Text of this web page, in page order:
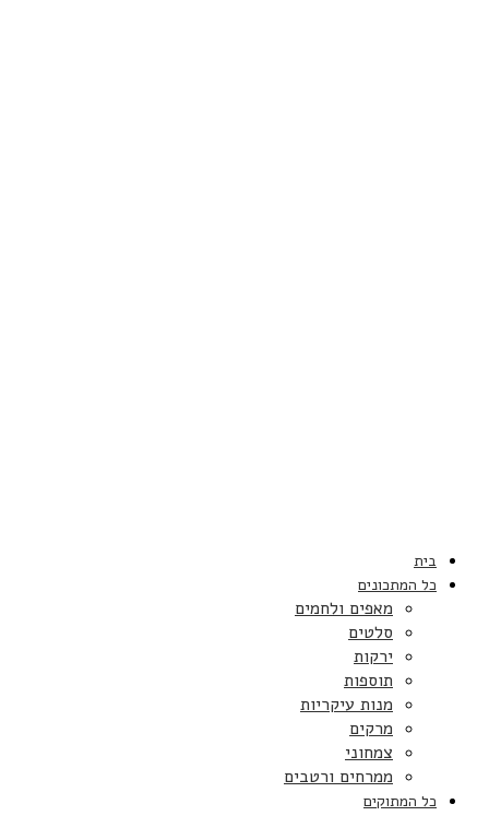
בית
כל המתכונים
מאפים ולחמים
סלטים
ירקות
תוספות
מנות עיקריות
מרקים
צמחוני
ממרחים ורטבים
כל המתוקים